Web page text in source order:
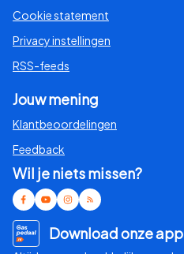
Cookie statement
Privacy instellingen
RSS-feeds
Jouw mening
Klantbeoordelingen
Feedback
Wil je niets missen?
Download onze app